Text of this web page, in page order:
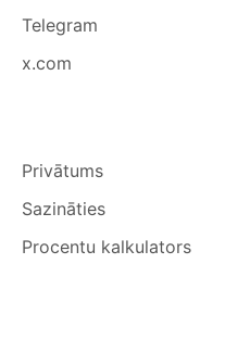
Telegram
x.com
Privātums
Sazināties
Procentu kalkulators